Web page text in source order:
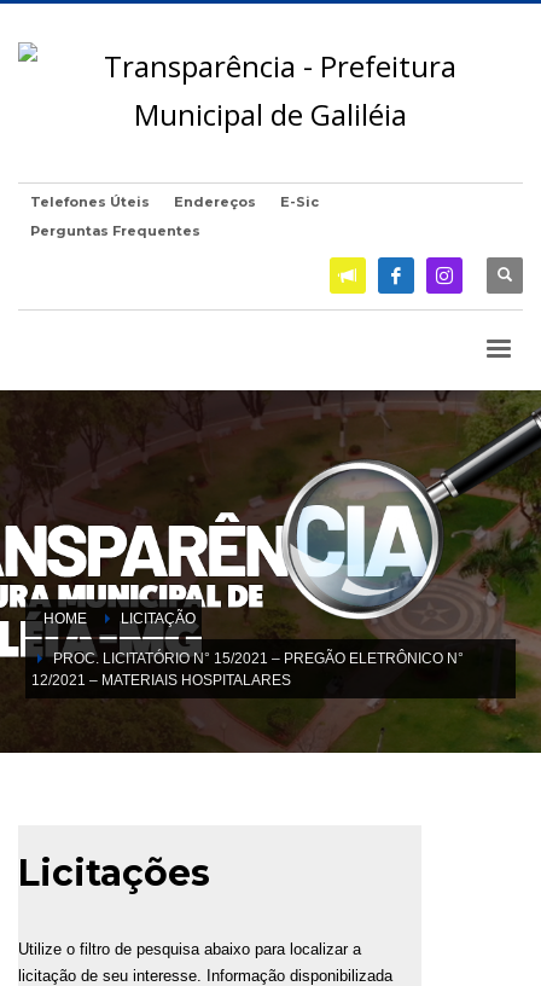
Telefones Úteis Endereços
E-Sic
Perguntas Frequentes
HOME LICITAÇÃO
PROC. LICITATÓRIO N° 15/2021 – PREGÃO ELETRÔNICO N°
12/2021 – MATERIAIS HOSPITALARES
Licitações
Utilize o filtro de pesquisa abaixo para localizar a
licitação de seu interesse. Informação disponibilizada